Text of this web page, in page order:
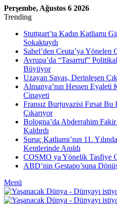
Perşembe, Ağustos 6 2026
Trending
Stuttgart’ta Kadın Katliamı
Sokaktaydı
Sahel’den Ceuta’ya Yönelen
Avrupa’da “Tasarruf”
Büyüyor
Uzayan Savaş, Derinleşen
Almanya’nın Hessen Eyaleti
Cinayeti
Fransız Burjuvazisi Fırsat Bu
Çıkarıyor
Bologna’da Abderrahim
Kaldırdı
Suruç Katliamı’nın 11.
Kentlerinde Anıldı
COSMO ya Yönelik Tasfiye
ABD’nin Gestapo’suna
Menü